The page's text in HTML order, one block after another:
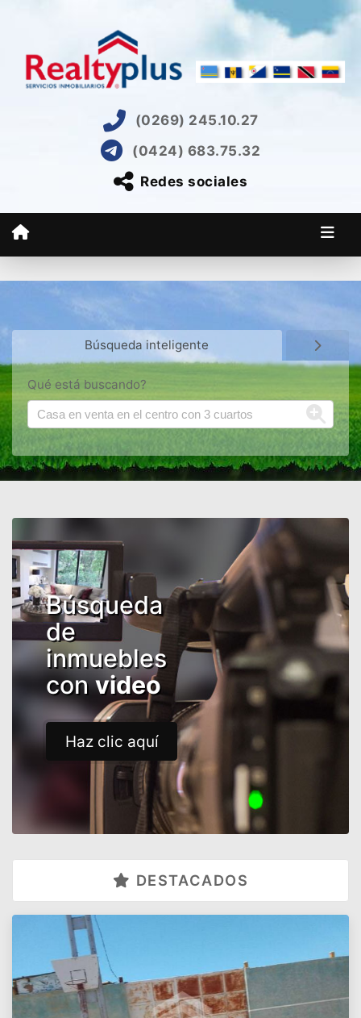
(0269) 245.10.27
(0424) 683.75.32
Redes sociales
Búsqueda inteligente
Qué está buscando?
Búsqueda
de
inmuebles
convideo
Haz clic aquí
DESTACADOS